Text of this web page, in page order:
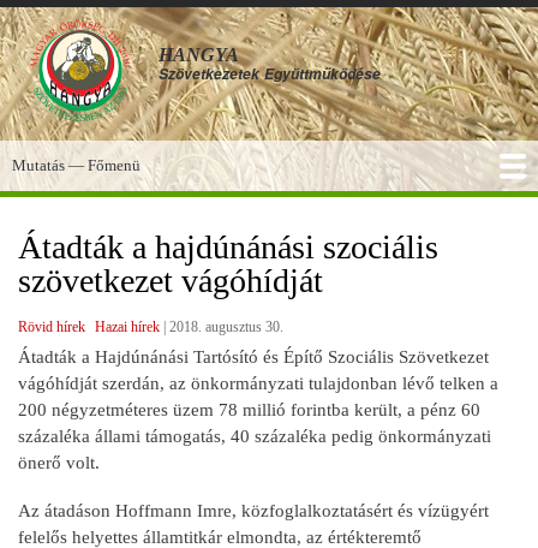
Ugrás
a
tartalomra
HANGYA
Szövetkezetek Együttműködése
Főmenü
Mutatás — Főmenü
Átadták a hajdúnánási szociális
szövetkezet vágóhídját
Rövid hírek Hazai hírek 2018. augusztus 30.
Átadták a Hajdúnánási Tartósító és Építő Szociális Szövetkezet
vágóhídját szerdán, az önkormányzati tulajdonban lévő telken a
200 négyzetméteres üzem 78 millió forintba került, a pénz 60
százaléka állami támogatás, 40 százaléka pedig önkormányzati
önerő volt.
Az átadáson Hoffmann Imre, közfoglalkoztatásért és vízügyért
felelős helyettes államtitkár elmondta, az értékteremtő